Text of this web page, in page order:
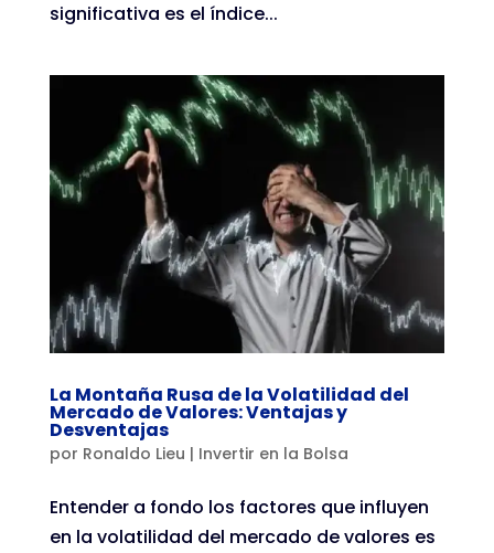
significativa es el índice...
La Montaña Rusa de la Volatilidad del
Mercado de Valores: Ventajas y
Desventajas
por Ronaldo Lieu | Invertir en la Bolsa
Entender a fondo los factores que influyen
en la volatilidad del mercado de valores es